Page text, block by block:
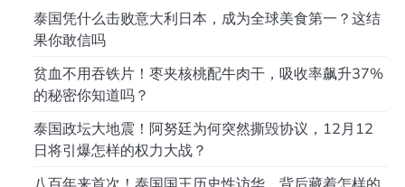
泰国凭什么击败意大利日本，成为全球美食第一？这结
果你敢信吗
贫血不用吞铁片！枣夹核桃配牛肉干，吸收率飙升37%
的秘密你知道吗？
泰国政坛大地震！阿努廷为何突然撕毁协议，12月12
日将引爆怎样的权力大战？
八百年来首次！泰国国王历史性访华，背后藏着怎样的